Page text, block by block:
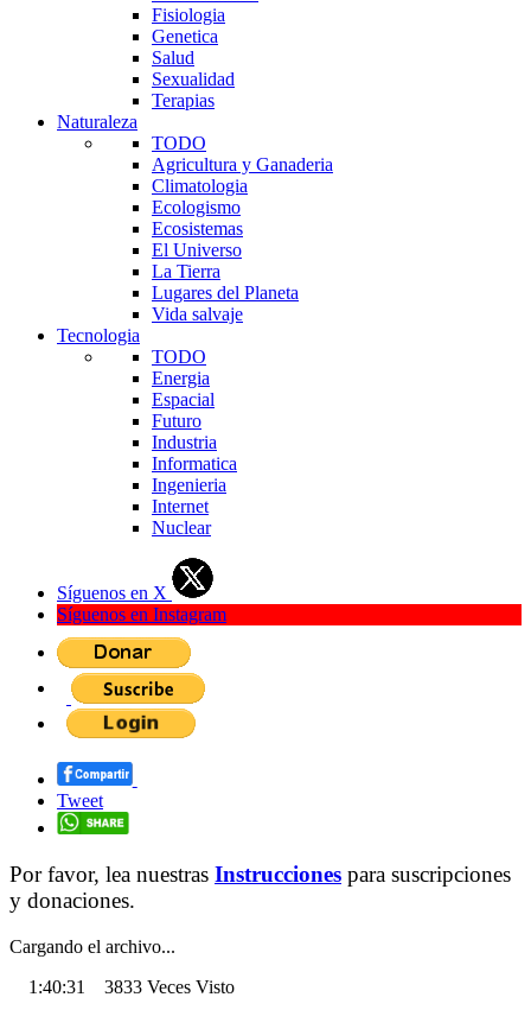
Fisiologia
Genetica
Salud
Sexualidad
Terapias
Naturaleza
TODO
Agricultura y Ganaderia
Climatologia
Ecologismo
Ecosistemas
El Universo
La Tierra
Lugares del Planeta
Vida salvaje
Tecnologia
TODO
Energia
Espacial
Futuro
Industria
Informatica
Ingenieria
Internet
Nuclear
Síguenos en X
Síguenos en Instagram
Tweet
Por favor, lea nuestras Instrucciones para suscripciones
y donaciones.
Cargando el archivo...
1:40:31 3833 Veces Visto